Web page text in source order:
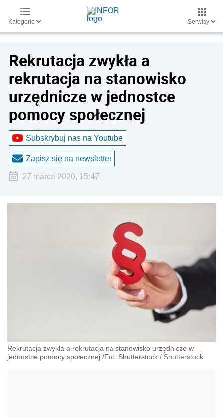
Kategorie Serwisy
Rekrutacja zwykła a
rekrutacja na stanowisko
urzędnicze w jednostce
pomocy społecznej
Subskrybuj nas na Youtube
Zapisz się na newsletter
27 marca 2020, 15:47
Rekrutacja zwykła a rekrutacja na stanowisko urzędnicze w
jednostce pomocy społecznej /Fot. Shutterstock / Shutterstock